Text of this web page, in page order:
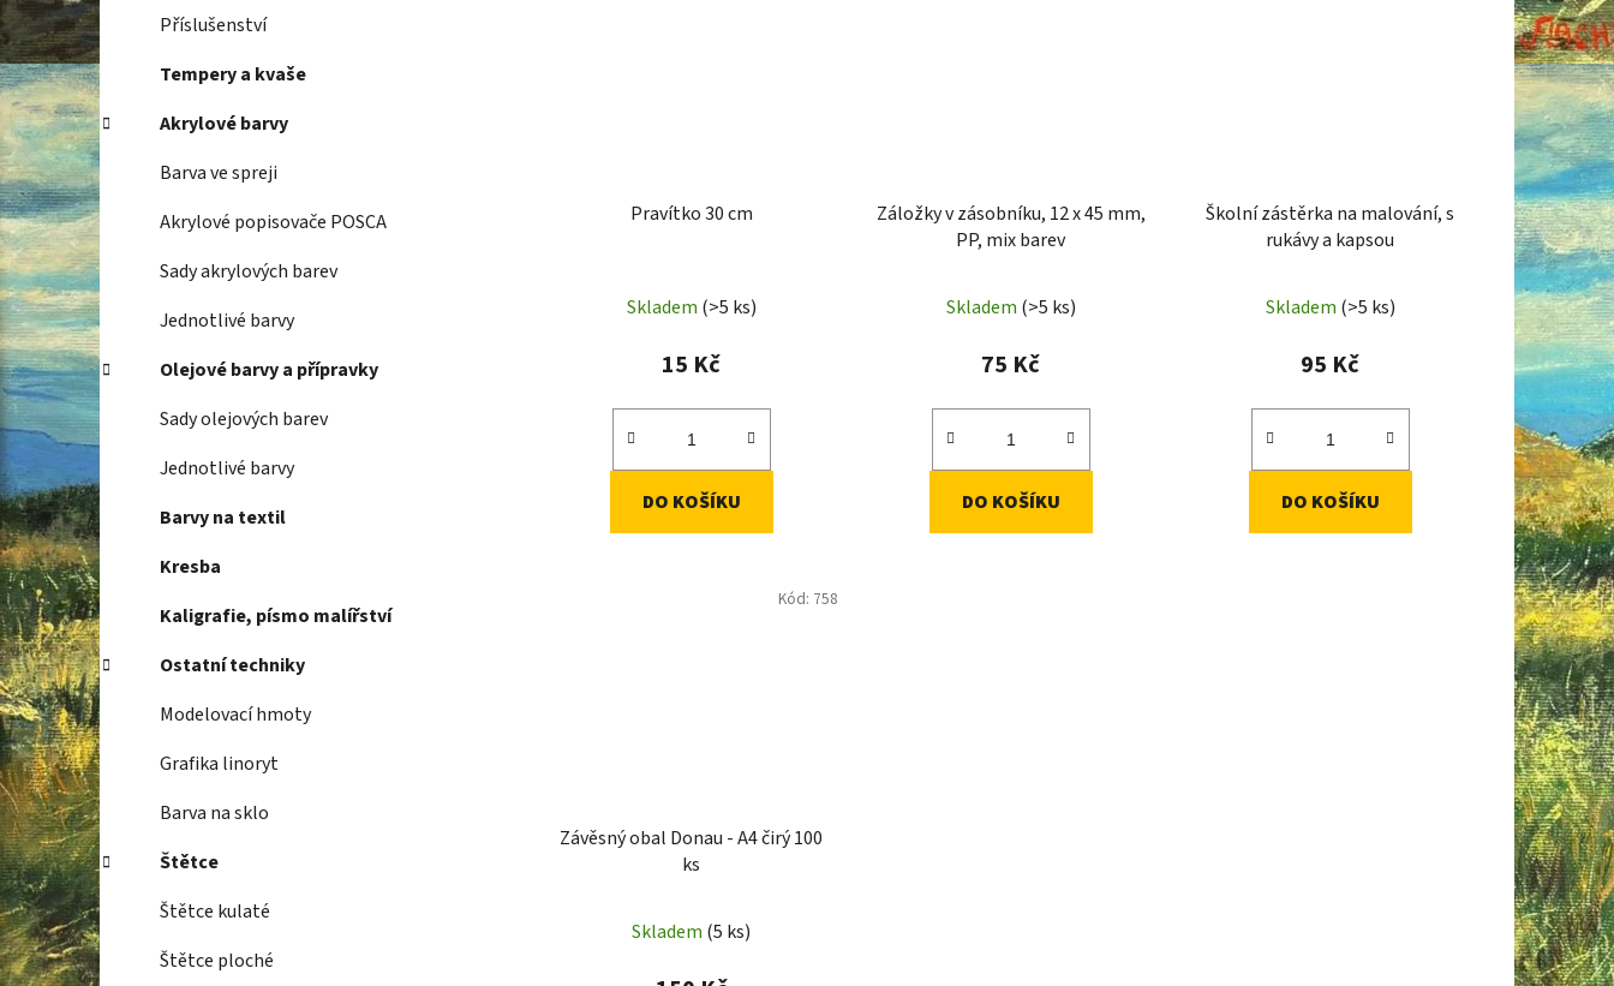
Příslušenství
Tempery a kvaše
Akrylové barvy
Barva ve spreji
Akrylové popisovače POSCA
Sady akrylových barev
Jednotlivé barvy
Olejové barvy a přípravky
Sady olejových barev
Jednotlivé barvy
Barvy na textil
Kresba
Kaligrafie, písmo malířství
Ostatní techniky
Modelovací hmoty
Grafika linoryt
Barva na sklo
Štětce
Štětce kulaté
Štětce ploché
Pravítko 30 cm
Skladem (>5 ks)
15 Kč
DO KOŠÍKU
Záložky v zásobníku, 12 x 45 mm,
PP, mix barev
Skladem (>5 ks)
75 Kč
DO KOŠÍKU
Školní zástěrka na malování, s
rukávy a kapsou
Skladem (>5 ks)
95 Kč
DO KOŠÍKU
Závěsný obal Donau - A4 čirý 100
ks
Skladem (5 ks)
Kód: 758